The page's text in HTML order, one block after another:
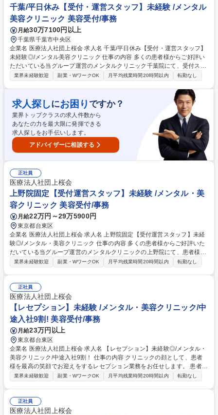
格を取ってカウンセリング業務にあたるなどあなたの希望に応じてさまざ
まなキャリアの道に進むことができます◎ 募集職種 平日休み【受付運営
スタッフ】未経験◎/メンタル・美容クリニック
千葉/平日休み【受付・運営スタッフ】未経験 /メンタル
美容クリニック 美容受付/事務
月給30万7100円以上
千葉県千葉市中央区
企業名 医療法人社団上桜会 求人名 千葉/平日休み【受付・運営スタッフ】
未経験◎/メンタル美容クリニック 仕事の内容 多くの患者様からご好評い
ただいている当グループ運営のメンタルクリニック千葉院にて、受付スタ
ッフとして患者様の受付や問診、診察補助、精算などを行っていただきま
入力をする問診業務■診察の補助をする秘書業務■処方箋書類のお渡し、精
算をする会計業務など【キャリア】研修後は、会計事務/診療補助/問診事
務をそれぞれ経験して頂き、ご希望に合わせて、いずれかのスペシャリス
トになること可能◎クリニックの事務長やメンバー育成、資格取得しカウ
ンセリング業務にあたる等、様々なキャリアの道に進むことも可能です◎
募集職種 千葉/平日休み【受付・運営スタッフ】未経験◎/メンタル美容ク
リニック
業界未経験歓迎 副業・WワークOK 月平均残業時間20時間以内 転勤なし
求人探しにお困り ですか？
業界トップクラスの求人件数から
あなたの力を最大限に発揮できる
求人探しをお手伝いします。
アドバイザーに相談する
正社員
医療法人社団上桜会
上野院固定【受付運営スタッフ】未経験 /メンタル・美
容クリニック 美容受付/事務
月給22万円～29万5900円
東京都台東区
企業名 医療法人社団上桜会 求人名 上野院固定【受付運営スタッフ】未経
験◎/メンタル・美容クリニック 仕事の内容 多くの患者様からご好評いた
だいている当グループ運営のメンタルクリニックの上野院にて、患者様の
受付や問診、診察補助、精算等をお任せします。 【詳細】■問診業務(来院
師のサポート、診察室にて会話内容の記録)【キャリアパス】一定の経験
やスキルが身についてきたら、クリニックの事務長やメンバーの育成、資
格を取ってカウンセリング業務にあたるなどあなたの希望に応じてさまざ
まなキャリアの道に進むことができます◎ 募集職種 上野院固定【受付運
営スタッフ】未経験◎/メンタル・美容クリニック
業界未経験歓迎 副業・WワークOK 月平均残業時間20時間以内 転勤なし
正社員
医療法人社団上桜会
【レセプション】未経験 /メンタル・美容クリニック/中
途入社9割! 美容受付/事務
月給23万円以上
東京都台東区
企業名 医療法人社団上桜会 求人名 【レセプション】未経験◎/メンタル・
美容クリニック/中途入社9割！ 仕事の内容 クリニックの顔として、患者
様を最高の笑顔でお迎えをするレセプション業務をお任せします。 患者様
がクリニックで、1番初めに会う相手であり、クリニックの顔という役割
に、患者様がきれいになるためのサポートを寄り添いながら丁寧に行って
おります。患者様の身体にジェルを塗布したり（VIO含む）、拭く等の業
業界未経験歓迎 副業・WワークOK 月平均残業時間20時間以内 転勤なし
正社員
医療法人社団上桜会